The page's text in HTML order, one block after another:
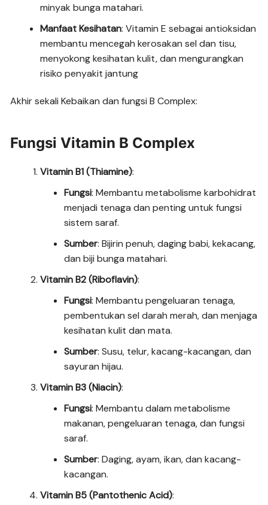
minyak bunga matahari.
Manfaat Kesihatan: Vitamin E sebagai antioksidan
membantu mencegah kerosakan sel dan tisu,
menyokong kesihatan kulit, dan mengurangkan
risiko penyakit jantung
Akhir sekali Kebaikan dan fungsi B Complex:
Fungsi Vitamin B Complex
Vitamin B1 (Thiamine):
Fungsi: Membantu metabolisme karbohidrat
menjadi tenaga dan penting untuk fungsi
sistem saraf.
Sumber: Bijirin penuh, daging babi, kekacang,
dan biji bunga matahari.
Vitamin B2 (Riboflavin):
Fungsi: Membantu pengeluaran tenaga,
pembentukan sel darah merah, dan menjaga
kesihatan kulit dan mata.
Sumber: Susu, telur, kacang-kacangan, dan
sayuran hijau.
Vitamin B3 (Niacin):
Fungsi: Membantu dalam metabolisme
makanan, pengeluaran tenaga, dan fungsi
saraf.
Sumber: Daging, ayam, ikan, dan kacang-
kacangan.
Vitamin B5 (Pantothenic Acid):